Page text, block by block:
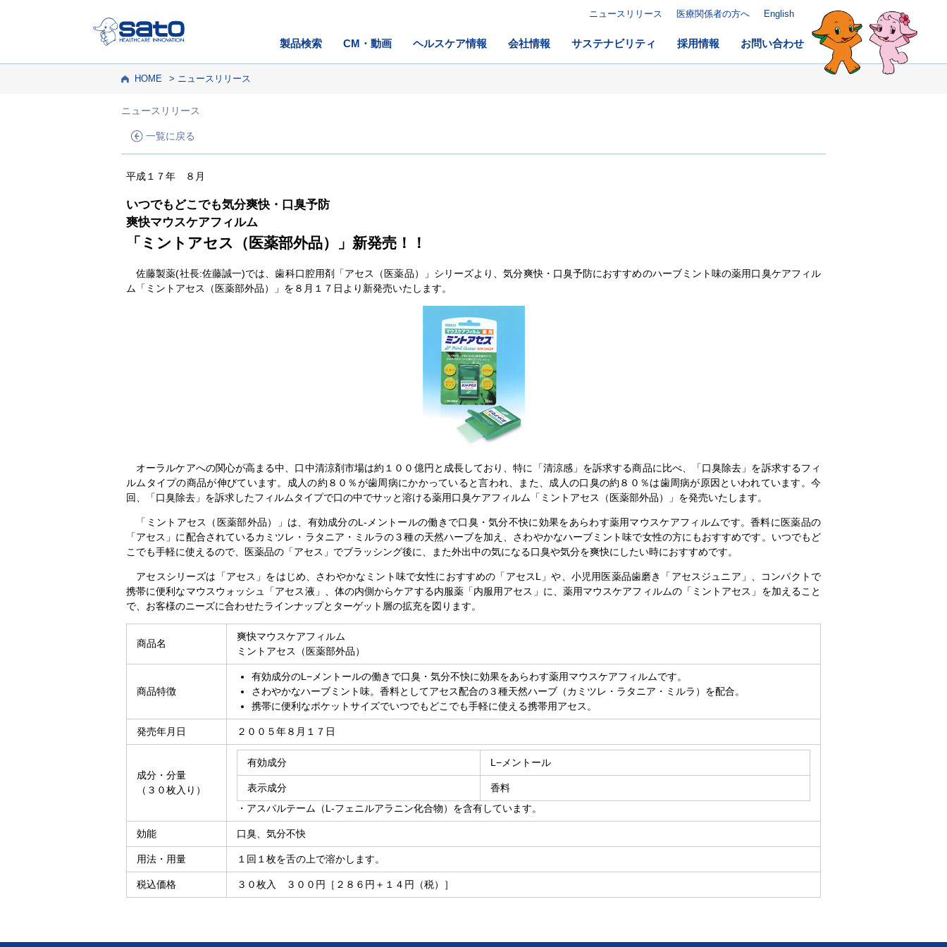
製品検索 CM・動画 ヘルスケア情報 会社情報 サステナビリティ 採用情報 お問い合わせ
ニュースリリース 医療関係者の方へ English
HOME ニュースリリース
ニュースリリース
一覧に戻る
平成１７年 ８月
いつでもどこでも気分爽快・口臭予防
爽快マウスケアフィルム
「ミントアセス（医薬部外品）」新発売！！
佐藤製薬(社長:佐藤誠一)では、歯科口腔用剤「アセス（医薬品）」シリーズより、気分爽快・口臭予防におすすめのハーブミント味の薬用口臭ケアフィル
ム「ミントアセス（医薬部外品）」を８月１７日より新発売いたします。
オーラルケアへの関心が高まる中、口中清涼剤市場は約１００億円と成長しており、特に「清涼感」を訴求する商品に比べ、「口臭除去」を訴求するフィ
ルムタイプの商品が伸びています。成人の約８０％が歯周病にかかっていると言われ、また、成人の口臭の約８０％は歯周病が原因といわれています。今
回、「口臭除去」を訴求したフィルムタイプで口の中でサッと溶ける薬用口臭ケアフィルム「ミントアセス（医薬部外品）」を発売いたします。
「ミントアセス（医薬部外品）」は、有効成分のL-メントールの働きで口臭・気分不快に効果をあらわす薬用マウスケアフィルムです。香料に医薬品の
「アセス」に配合されているカミツレ・ラタニア・ミルラの３種の天然ハーブを加え、さわやかなハーブミント味で女性の方にもおすすめです。いつでもど
こでも手軽に使えるので、医薬品の「アセス」でブラッシング後に、また外出中の気になる口臭や気分を爽快にしたい時におすすめです。
アセスシリーズは「アセス」をはじめ、さわやかなミント味で女性におすすめの「アセスL」や、小児用医薬品歯磨き「アセスジュニア」、コンパクトで
携帯に便利なマウスウォッシュ「アセス液」、体の内側からケアする内服薬「内服用アセス」に、薬用マウスケアフィルムの「ミントアセス」を加えること
で、お客様のニーズに合わせたラインナップとターゲット層の拡充を図ります。
商品名
爽快マウスケアフィルム
ミントアセス（医薬部外品）
商品特徴
有効成分のL−メントールの働きで口臭・気分不快に効果をあらわす薬用マウスケアフィルムです。
さわやかなハーブミント味。香料としてアセス配合の３種天然ハーブ（カミツレ・ラタニア・ミルラ）を配合。
携帯に便利なポケットサイズでいつでもどこでも手軽に使える携帯用アセス。
発売年月日 ２００５年８月１７日
成分・分量
（３０枚入り）
有効成分 L−メントール
表示成分
香料
・アスパルテーム（L-フェニルアラニン化合物）を含有しています。
効能 口臭、気分不快
用法・用量 １回１枚を舌の上で溶かします。
税込価格 ３０枚入 ３００円［２８６円＋１４円（税）］